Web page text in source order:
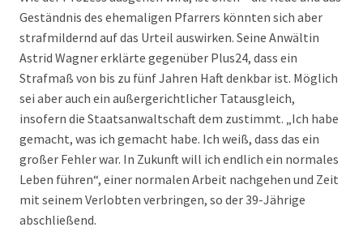
Geständnis des ehemaligen Pfarrers könnten sich aber
strafmildernd auf das Urteil auswirken. Seine Anwältin
Astrid Wagner erklärte gegenüber Plus24, dass ein
Strafmaß von bis zu fünf Jahren Haft denkbar ist. Möglich
sei aber auch ein außergerichtlicher Tatausgleich,
insofern die Staatsanwaltschaft dem zustimmt. „Ich habe
gemacht, was ich gemacht habe. Ich weiß, dass das ein
großer Fehler war. In Zukunft will ich endlich ein normales
Leben führen“, einer normalen Arbeit nachgehen und Zeit
mit seinem Verlobten verbringen, so der 39-Jährige
abschließend.